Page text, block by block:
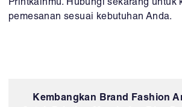
Printkainmu. Hubungi sekarang untuk
pemesanan sesuai kebutuhan Anda.
Kembangkan Brand Fashion